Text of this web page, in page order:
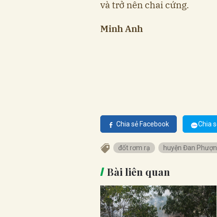
và trở nên chai cứng.
Minh Anh
Chia sẻ Facebook Chia
đốt rơm rạ huyện Đan
Bài liên quan